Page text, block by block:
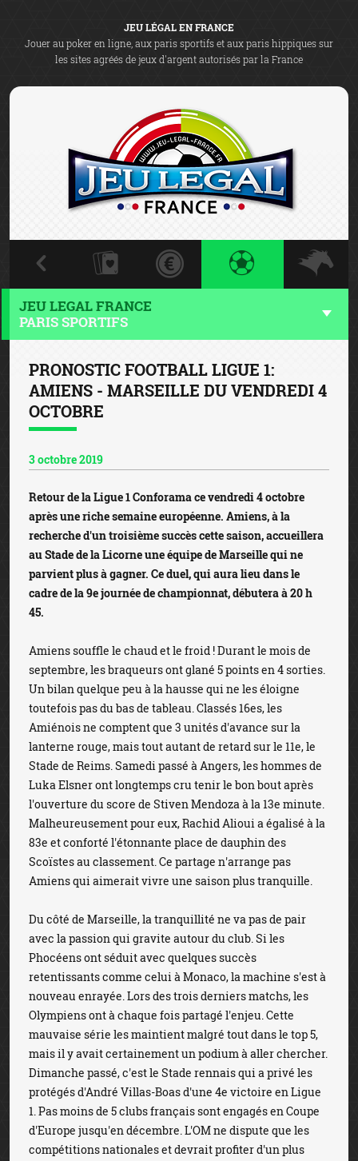
JEU LÉGAL EN FRANCE
Jouer au poker en ligne, aux paris sportifs et aux paris hippiques sur
les sites agréés de jeux d'argent autorisés par la France
JEU LEGAL FRANCE
PARIS SPORTIFS
PRONOSTIC FOOTBALL LIGUE 1:
AMIENS - MARSEILLE DU VENDREDI 4
OCTOBRE
3 octobre 2019
Retour de la Ligue 1 Conforama ce vendredi 4 octobre
après une riche semaine européenne. Amiens, à la
recherche d'un troisième succès cette saison, accueillera
au Stade de la Licorne une équipe de Marseille qui ne
parvient plus à gagner. Ce duel, qui aura lieu dans le
cadre de la 9e journée de championnat, débutera à 20 h
45.
Amiens souffle le chaud et le froid ! Durant le mois de
septembre, les braqueurs ont glané 5 points en 4 sorties.
Un bilan quelque peu à la hausse qui ne les éloigne
toutefois pas du bas de tableau. Classés 16es, les
Amiénois ne comptent que 3 unités d'avance sur la
lanterne rouge, mais tout autant de retard sur le 11e, le
Stade de Reims. Samedi passé à Angers, les hommes de
Luka Elsner ont longtemps cru tenir le bon bout après
l'ouverture du score de Stiven Mendoza à la 13e minute.
Malheureusement pour eux, Rachid Alioui a égalisé à la
83e et conforté l'étonnante place de dauphin des
Scoïstes au classement. Ce partage n'arrange pas
Amiens qui aimerait vivre une saison plus tranquille.
Du côté de Marseille, la tranquillité ne va pas de pair
avec la passion qui gravite autour du club. Si les
Phocéens ont séduit avec quelques succès
retentissants comme celui à Monaco, la machine s'est à
nouveau enrayée. Lors des trois derniers matchs, les
Olympiens ont à chaque fois partagé l'enjeu. Cette
mauvaise série les maintient malgré tout dans le top 5,
mais il y avait certainement un podium à aller chercher.
Dimanche passé, c'est le Stade rennais qui a privé les
protégés d'André Villas-Boas d'une 4e victoire en Ligue
1. Pas moins de 5 clubs français sont engagés en Coupe
d'Europe jusqu'en décembre. L'OM ne dispute que les
compétitions nationales et devrait profiter d'un plus